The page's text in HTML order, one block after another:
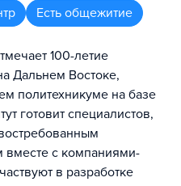
Есть общежитие
100-летие
Дальнем Востоке,
политехникуме на базе
готовит специалистов,
с компаниями-
в разработке